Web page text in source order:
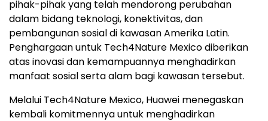
pihak-pihak yang telah mendorong perubahan
dalam bidang teknologi, konektivitas, dan
pembangunan sosial di kawasan Amerika Latin.
Penghargaan untuk Tech4Nature Mexico diberikan
atas inovasi dan kemampuannya menghadirkan
manfaat sosial serta alam bagi kawasan tersebut.
Melalui Tech4Nature Mexico, Huawei menegaskan
kembali komitmennya untuk menghadirkan